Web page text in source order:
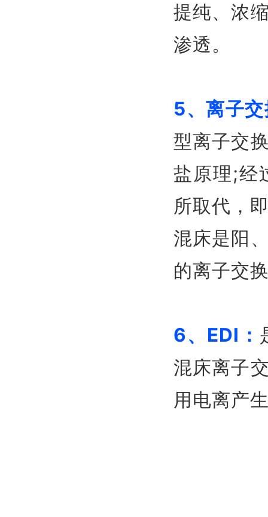
提纯、浓
渗透。
5、离子
型离子交
盐原理;经
所取代，
混床是阳
的离子交
6、EDI：
混床离子
用电离产